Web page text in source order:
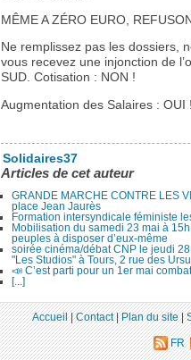
MÊME A ZÉRO EURO,
Ne remplissez pas les dossiers,
vous recevez une injonction de
SUD. Cotisation : NON !
Augmentation des Salaires : OUI !
Solidaires37
Articles de cet auteur
GRANDE MARCHE CONTRE LES
place Jean Jaurès
Formation intersyndicale féministe
Mobilisation du samedi 23 mai à
peuples à disposer d’eux-même
soirée cinéma/débat CNP le jeudi
"Les Studios" à Tours, 2 rue des
📣 C’est parti pour un 1er mai
[...]
Accueil|Contact|Plan du site|
FR